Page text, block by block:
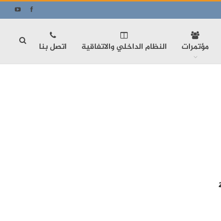
مؤتمرات النظام الداخلي والاتفاقية اتصل بنا